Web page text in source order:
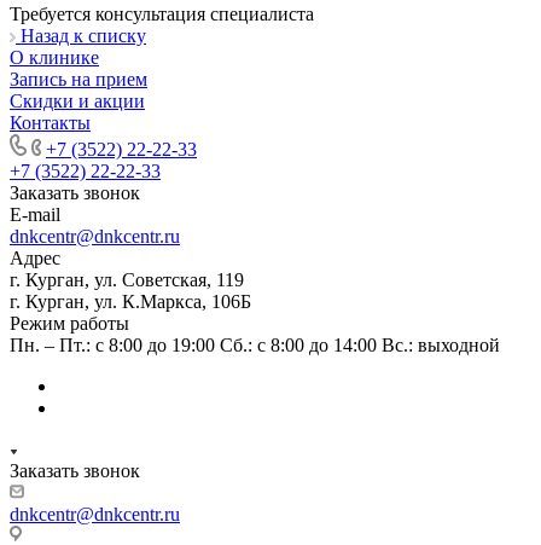
Требуется консультация специалиста
Назад к списку
О клинике
Запись на прием
Скидки и акции
Контакты
+7 (3522) 22-22-33
+7 (3522) 22-22-33
Заказать звонок
E-mail
dnkcentr@dnkcentr.ru
Адрес
г. Курган, ул. Советская, 119
г. Курган, ул. К.Маркса, 106Б
Режим работы
Пн. – Пт.: с 8:00 до 19:00 Сб.: с 8:00 до 14:00 Вс.: выходной
Заказать звонок
dnkcentr@dnkcentr.ru